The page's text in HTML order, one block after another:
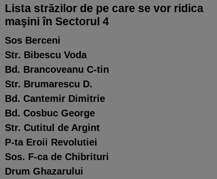
Lista străzilor de pe care se vor ridica
maşini în Sectorul 4
Sos Berceni
Str. Bibescu Voda
Bd. Brancoveanu C-tin
Str. Brumarescu D.
Bd. Cantemir Dimitrie
Bd. Cosbuc George
Str. Cutitul de Argint
P-ta Eroii Revolutiei
Sos. F-ca de Chibrituri
Drum Ghazarului